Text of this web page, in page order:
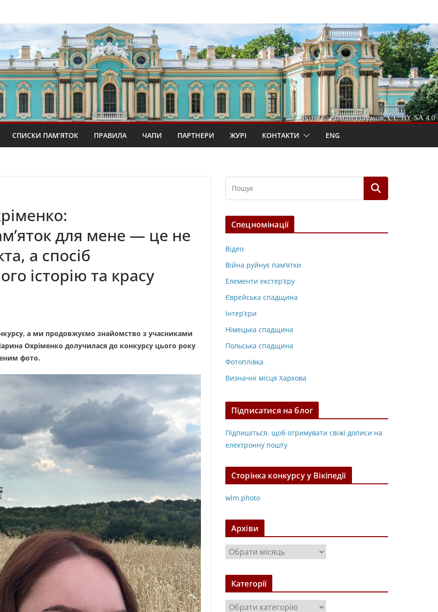
СПИСКИ ПАМ’ЯТОК ПРАВИЛА ЧАПИ ПАРТНЕРИ ЖУРІ КОНТАКТИ ENG
для мене — це не
а спосіб
історію та красу
а ми продовжуємо знайомство з учасниками
Охріменко долучилася до конкурсу цього року
фото.
Спецномінації
Відео
Війна руйнує пам’ятки
Елементи екстер’єру
Єврейська спадщина
Інтер’єри
Німецька спадщина
Польська спадщина
Фотоплівка
Визначні місця Харкова
Підписатися на блог
Підпишіться, щоб отримувати свіжі дописи на
електронну пошту
Сторінка конкурсу у Вікіпедії
wlm.photo
Архіви
р
х
в
Категорії